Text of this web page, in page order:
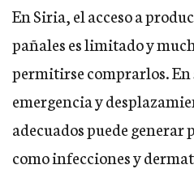
En Siria, el acceso a
pañales es limitado y
permitirse comprarlos. En
emergencia y
adecuados puede generar
como infecciones y